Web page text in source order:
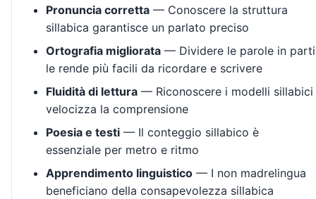
Pronuncia corretta — Conoscere la struttura
sillabica garantisce un parlato preciso
Ortografia migliorata — Dividere le parole in parti
le rende più facili da ricordare e scrivere
Fluidità di lettura — Riconoscere i modelli sillabici
velocizza la comprensione
Poesia e testi — Il conteggio sillabico è
essenziale per metro e ritmo
Apprendimento linguistico — I non madrelingua
beneficiano della consapevolezza sillabica